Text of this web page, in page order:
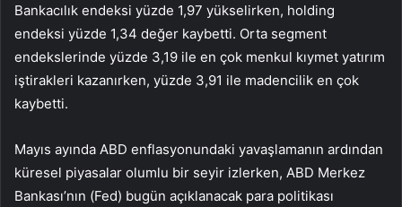
Bankacılık endeksi yüzde 1,97 yükselirken, holding
endeksi yüzde 1,34 değer kaybetti. Orta segment
endekslerinde yüzde 3,19 ile en çok menkul kıymet yatırım
iştirakleri kazanırken, yüzde 3,91 ile madencilik en çok
kaybetti.
Mayıs ayında ABD enflasyonundaki yavaşlamanın ardından
küresel piyasalar olumlu bir seyir izlerken, ABD Merkez
Bankası’nın (Fed) bugün açıklanacak para politikası